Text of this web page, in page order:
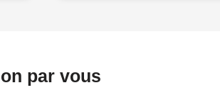
par vous